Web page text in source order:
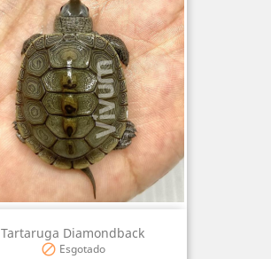
Tartaruga Diamondback
 Esgotado